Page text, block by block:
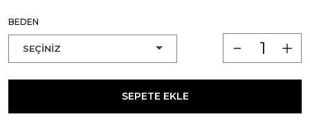
BEDEN
SEPETE EKLE